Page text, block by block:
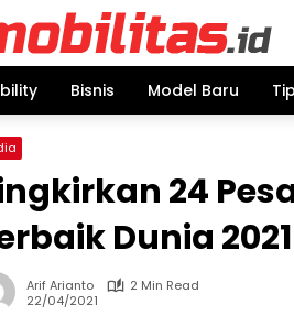
Bisnis Model Baru
24
Dunia 2021
Arif Arianto
2 Min Read
22/04/2021